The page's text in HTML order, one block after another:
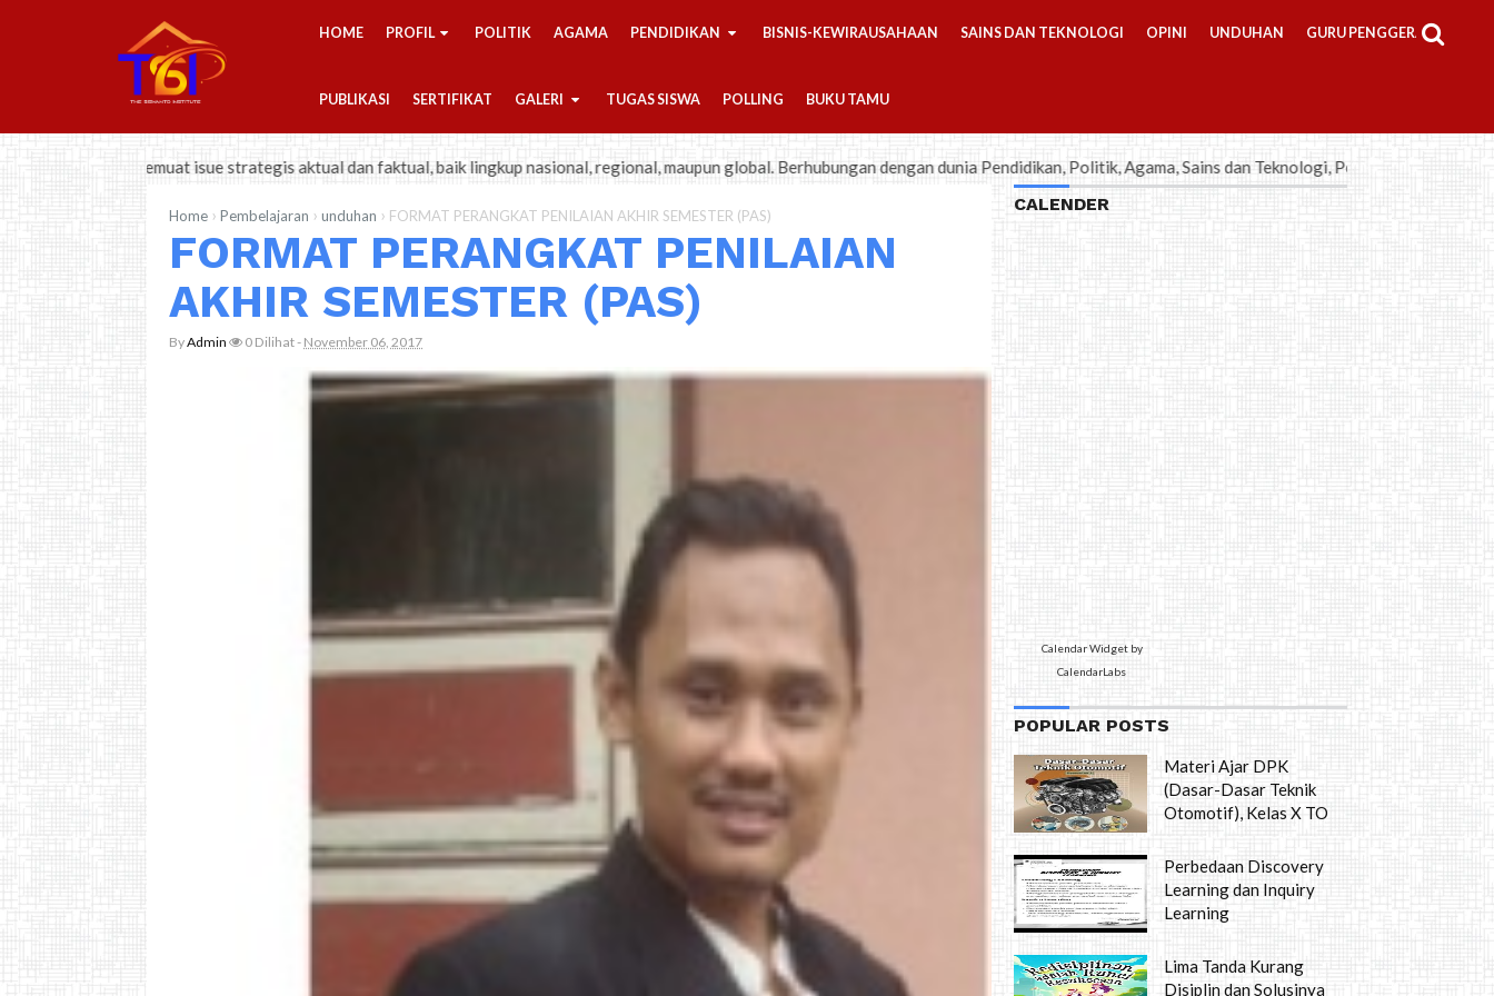
HOME PROFIL POLITIK AGAMA PENDIDIKAN BISNIS-KEWIRAUSAHAAN SAINS DAN TEKNOLOGI OPINI UNDUHAN GURU PENGGERAK
PUBLIKASI SERTIFIKAT GALERI TUGAS SISWA POLLING BUKU TAMU
isue strategis aktual dan faktual, baik lingkup nasional, regional, maupun global. Berhubungan dengan dunia Pendidikan, Politik, Agama, Sains dan Teknologi, Pembelajaran, Bisnis-
Home › Pembelajaran › unduhan › FORMAT PERANGKAT PENILAIAN AKHIR SEMESTER (PAS)
FORMAT PERANGKAT PENILAIAN
AKHIR SEMESTER (PAS)
ByAdmin 0 Dilihat- November 06, 2017
CALENDER
Calendar Widget by
CalendarLabs
POPULAR POSTS
Materi Ajar DPK
(Dasar-Dasar Teknik
Otomotif), Kelas X TO
Perbedaan Discovery
Learning dan Inquiry
Learning
Lima Tanda Kurang
Disiplin dan Solusinya